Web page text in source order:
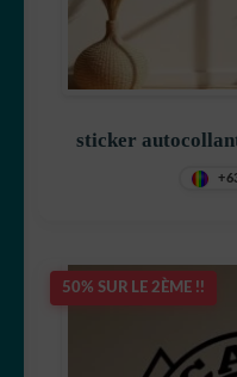
sticker
50% SUR LE 2ÈME !!